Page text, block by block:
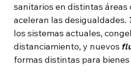
sanitarios en distintas áreas
aceleran las desigualdades.
los sistemas actuales,
distanciamiento, y nuevos
formas distintas para